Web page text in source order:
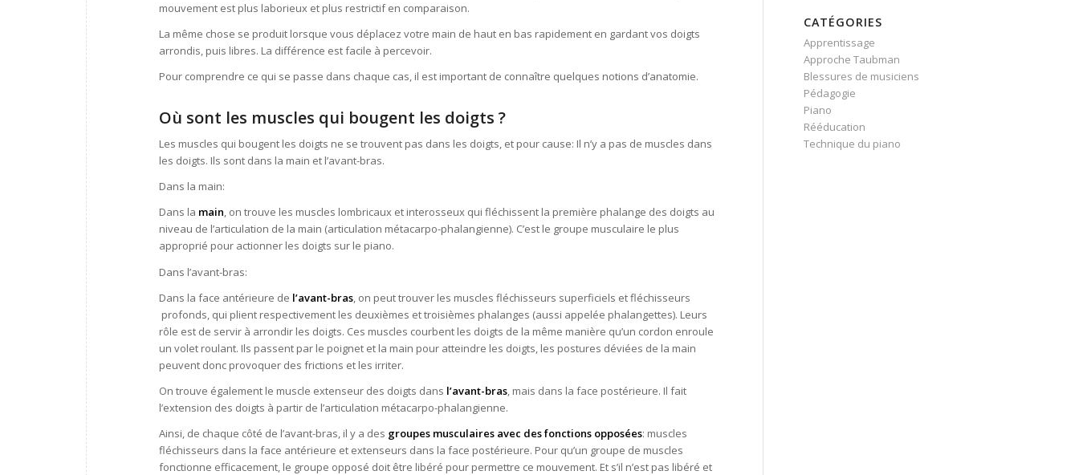
mouvement est plus laborieux et plus restrictif en comparaison.
La même chose se produit lorsque vous déplacez votre main de haut en bas rapidement en gardant vos doigts
arrondis, puis libres. La différence est facile à percevoir.
Pour comprendre ce qui se passe dans chaque cas, il est important de connaître quelques notions d’anatomie.
Où sont les muscles qui bougent les doigts ?
Les muscles qui bougent les doigts ne se trouvent pas dans les doigts, et pour cause: Il n’y a pas de muscles dans
les doigts. Ils sont dans la main et l’avant-bras.
Dans la main:
Dans la main, on trouve les muscles lombricaux et interosseux qui fléchissent la première phalange des doigts au
niveau de l’articulation de la main (articulation métacarpo-phalangienne). C’est le groupe musculaire le plus
approprié pour actionner les doigts sur le piano.
Dans l’avant-bras:
Dans la face antérieure de l’avant-bras , on peut trouver les muscles fléchisseurs superficiels et fléchisseurs
profonds, qui plient respectivement les deuxièmes et troisièmes phalanges (aussi appelée phalangettes). Leurs
rôle est de servir à arrondir les doigts. Ces muscles courbent les doigts de la même manière qu’un cordon enroule
un volet roulant. Ils passent par le poignet et la main pour atteindre les doigts, les postures déviées de la main
peuvent donc provoquer des frictions et les irriter.
On trouve également le muscle extenseur des doigts dans l’avant-bras, mais dans la face postérieure. Il fait
l’extension des doigts à partir de l’articulation métacarpo-phalangienne.
Ainsi, de chaque côté de l’avant-bras, il y a des groupes musculaires avec des fonctions opposées: muscles
fléchisseurs dans la face antérieure et extenseurs dans la face postérieure. Pour qu’un groupe de muscles
fonctionne efficacement, le groupe opposé doit être libéré pour permettre ce mouvement. Et s’il n’est pas libéré et
CATÉGORIES
Apprentissage
Approche Taubman
Blessures de musiciens
Pédagogie
Piano
Rééducation
Technique du piano